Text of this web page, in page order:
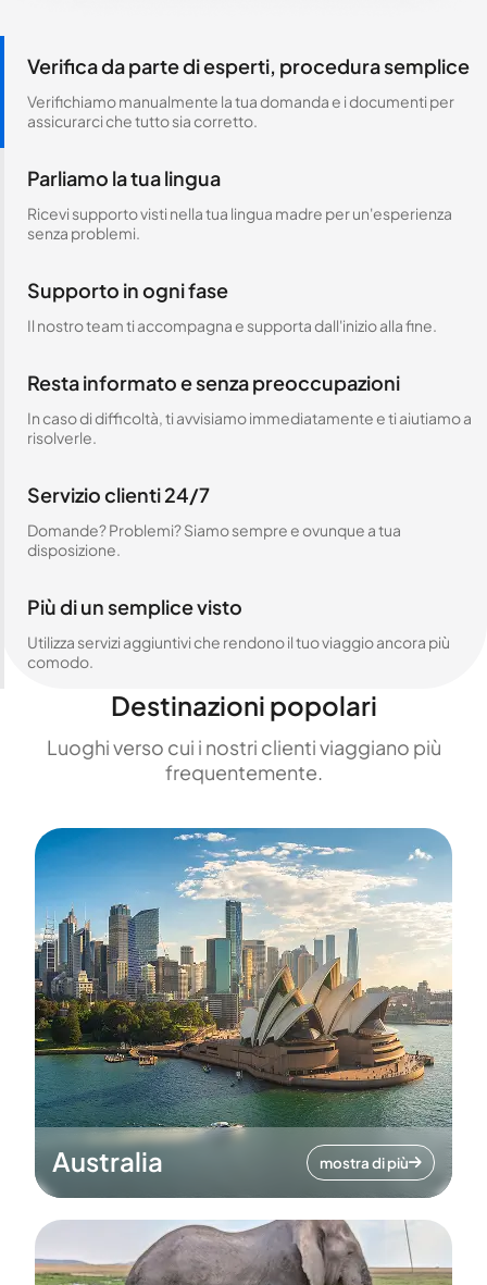
Verifica da parte di esperti, procedura semplice
Verifichiamo manualmente la tua domanda e i documenti per
assicurarci che tutto sia corretto.
Parliamo la tua lingua
Ricevi supporto visti nella tua lingua madre per un'esperienza
senza problemi.
Supporto in ogni fase
Il nostro team ti accompagna e supporta dall'inizio alla fine.
Resta informato e senza preoccupazioni
In caso di difficoltà, ti avvisiamo immediatamente e ti aiutiamo a
risolverle.
Servizio clienti 24/7
Domande? Problemi? Siamo sempre e ovunque a tua
disposizione.
Più di un semplice visto
Utilizza servizi aggiuntivi che rendono il tuo viaggio ancora più
comodo.
Destinazioni popolari
Luoghi verso cui i nostri clienti viaggiano più
frequentemente.
Australia mostra di più